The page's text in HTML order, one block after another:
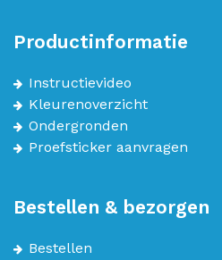
Productinformatie
Instructievideo
Kleurenoverzicht
Ondergronden
Proefsticker aanvragen
Bestellen & bezorgen
Bestellen